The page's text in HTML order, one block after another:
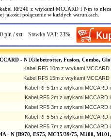
RF240 z wtykami MCCARD i Nm to
jakości połączenie w każdych warunkach.
pln / szt. Stawka VAT: 23%.
- N [Globetrotter, Fusion, Combo,
Kabel RF5 10m z wtykami MCCARD
Kabel RF5 15m z wtykami MCCARD
Kabel RF5 1m z wtykami MCCARD
Kabel RF5 2m z wtykami MCCARD
Kabel RF5 3m z wtykami MCCARD
Kabel RF5 5m z wtykami MCCARD
Kabel RF5 7m z wtykami MCCARD
- N [B970, ES75, MC35/39/75, M100,